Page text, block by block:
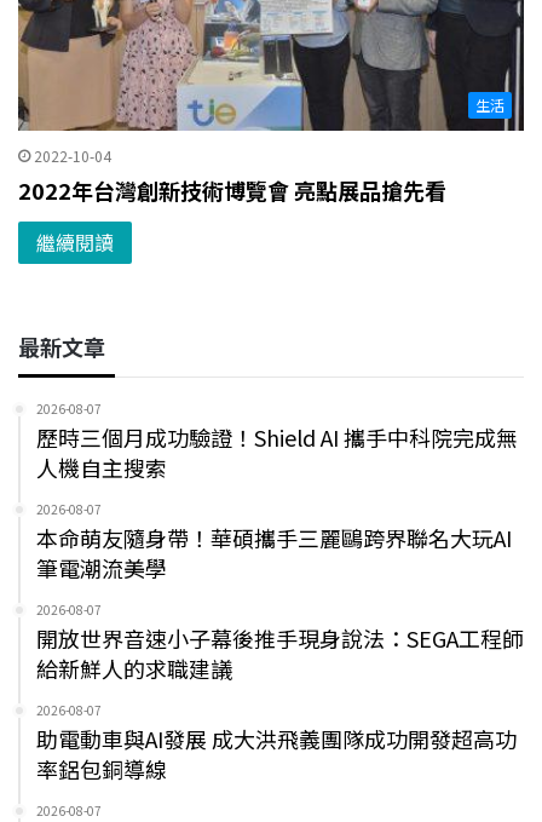
生活
2022-10-04
2022年台灣創新技術博覽會 亮點展品搶先看
繼續閱讀
最新文章
2026-08-07
歷時三個月成功驗證！Shield AI 攜手中科院完成無
人機自主搜索
2026-08-07
本命萌友隨身帶！華碩攜手三麗鷗跨界聯名大玩AI
筆電潮流美學
2026-08-07
開放世界音速小子幕後推手現身說法：SEGA工程師
給新鮮人的求職建議
2026-08-07
助電動車與AI發展 成大洪飛義團隊成功開發超高功
率鋁包銅導線
2026-08-07